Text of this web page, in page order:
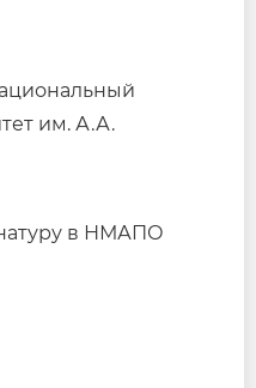
им. А.А.
в НМАПО